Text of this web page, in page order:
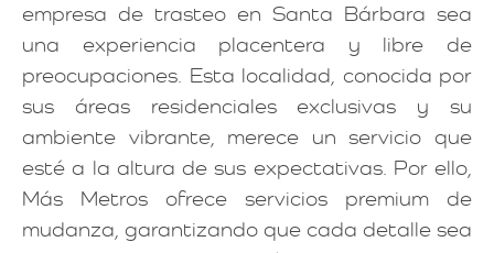
empresa de trasteo en Santa Bárbara sea
una experiencia placentera y libre de
preocupaciones. Esta localidad, conocida por
sus áreas residenciales exclusivas y su
ambiente vibrante, merece un servicio que
esté a la altura de sus expectativas. Por ello,
Más Metros ofrece servicios premium de
mudanza, garantizando que cada detalle sea